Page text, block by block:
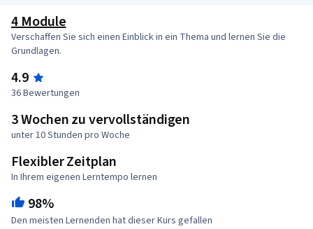
4 Module
Verschaffen Sie sich einen Einblick in ein Thema und lernen Sie die
Grundlagen.
4.9
36 Bewertungen
3 Wochen zu vervollständigen
unter 10 Stunden pro Woche
Flexibler Zeitplan
In Ihrem eigenen Lerntempo lernen
98%
Den meisten Lernenden hat dieser Kurs gefallen